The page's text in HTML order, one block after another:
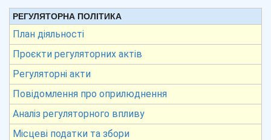
РЕГУЛЯТОРНА ПОЛІТИКА
План діяльності
Проєкти регуляторних актів
Регуляторні акти
Повідомлення про оприлюднення
Аналіз регуляторного впливу
Місцеві податки та збори